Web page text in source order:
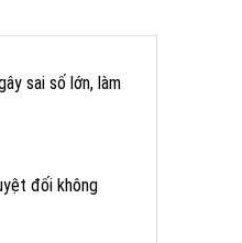
sai số lớn, làm
đối không